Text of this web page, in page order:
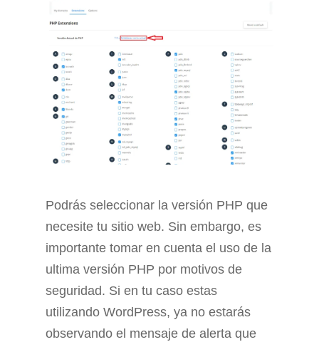
Podrás seleccionar la versión PHP que
necesite tu sitio web. Sin embargo, es
importante tomar en cuenta el uso de la
ultima versión PHP por motivos de
seguridad. Si en tu caso estas
utilizando WordPress, ya no estarás
observando el mensaje de alerta que